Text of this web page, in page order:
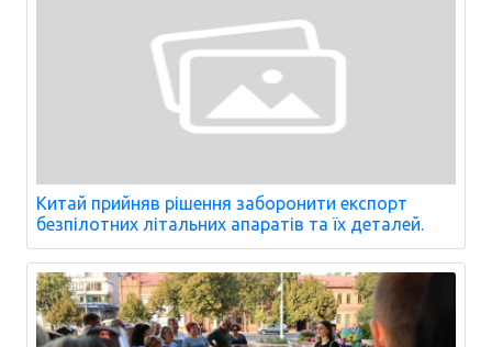
Китай прийняв рішення заборонити експорт
безпілотних літальних апаратів та їх деталей.